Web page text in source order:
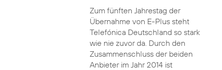
Zum fünften Jahrestag der
Übernahme von E-Plus steht
Telefónica Deutschland so stark
wie nie zuvor da. Durch den
Zusammenschluss der beiden
Anbieter im Jahr 2014 ist